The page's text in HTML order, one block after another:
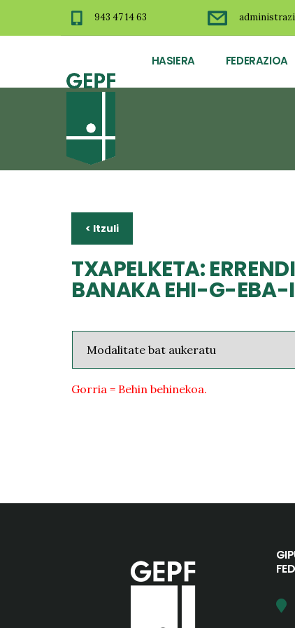
943 47 14 63
HASIERA FEDERAZIOA
< Itzuli
TXAPELKETA:
BANAKA EHI-G-EBA-
Gorria = Behin behinekoa.